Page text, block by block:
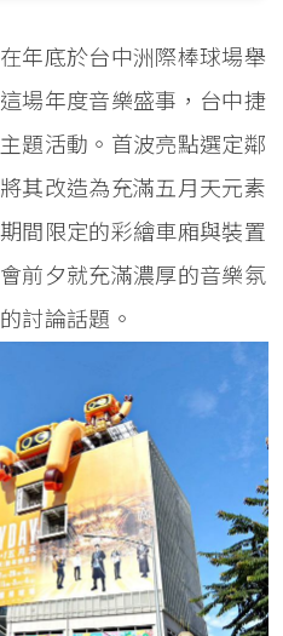
年底於台中洲際棒球場舉
場年度音樂盛事，台中捷
題活動。首波亮點選定鄰
其改造為充滿五月天元素
間限定的彩繪車廂與裝置
前夕就充滿濃厚的音樂氛
討論話題。